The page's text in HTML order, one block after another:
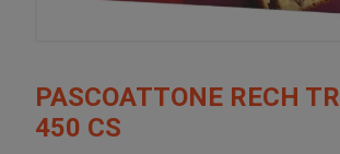
PASCOATTONE RECH
450 CS